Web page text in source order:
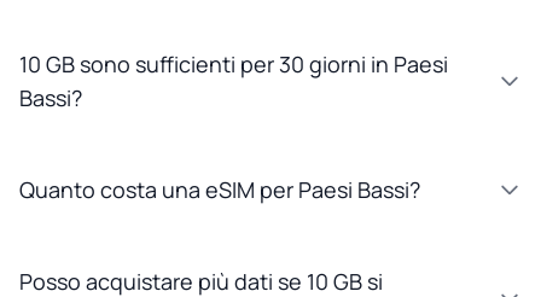
10 GB sono sufficienti per 30 giorni in Paesi
Bassi?
Quanto costa una eSIM per Paesi Bassi?
Posso acquistare più dati se 10 GB si